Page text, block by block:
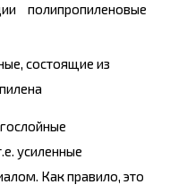
полипропиленовые
состоящие из
усиленные
Как правило, это